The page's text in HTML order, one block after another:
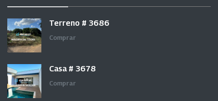
Terreno # 3686
Comprar
Casa # 3678
Comprar